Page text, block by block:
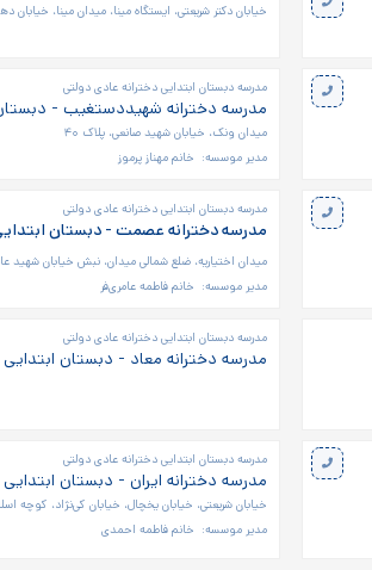
خیابان دکتر شریعتی، ایستگاه مینا، میدان مینا، خیابان
مدرسه دبستان ابتدایی دخترانه عادی دولتی
مدرسه دخترانه شهیددستغیب -
میدان ونک، خیابان شهید صانعی، پلاک ۴۰
مدیر موسسه: خانم مهناز پرموز
مدرسه دبستان ابتدایی دخترانه عادی دولتی
مدرسه دخترانه عصمت - دبستان
میدان اختیاریه، ضلع شمالی میدان، نبش خیابان شهید
مدیر موسسه: خانم فاطمه عامری‌فر
مدرسه دبستان ابتدایی دخترانه عادی دولتی
مدرسه دخترانه معاد - دبستان ابتدایی
مدرسه دبستان ابتدایی دخترانه عادی دولتی
مدرسه دخترانه ایران - دبستان ابتدایی
خیابان شریعتی، خیابان یخچال، خیابان کی‌نژاد، کوچه
مدیر موسسه: خانم فاطمه احمدی